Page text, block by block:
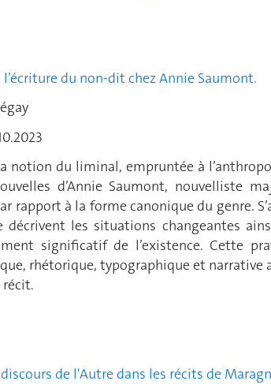
du non-dit chez Annie Saumont.
notion du liminal, empruntée à
d’Annie Saumont, nouvelliste
rapport à la forme canonique du genre.
les situations changeantes
significatif de l’existence. Cette
rhétorique, typographique et
de l'Autre dans les récits de